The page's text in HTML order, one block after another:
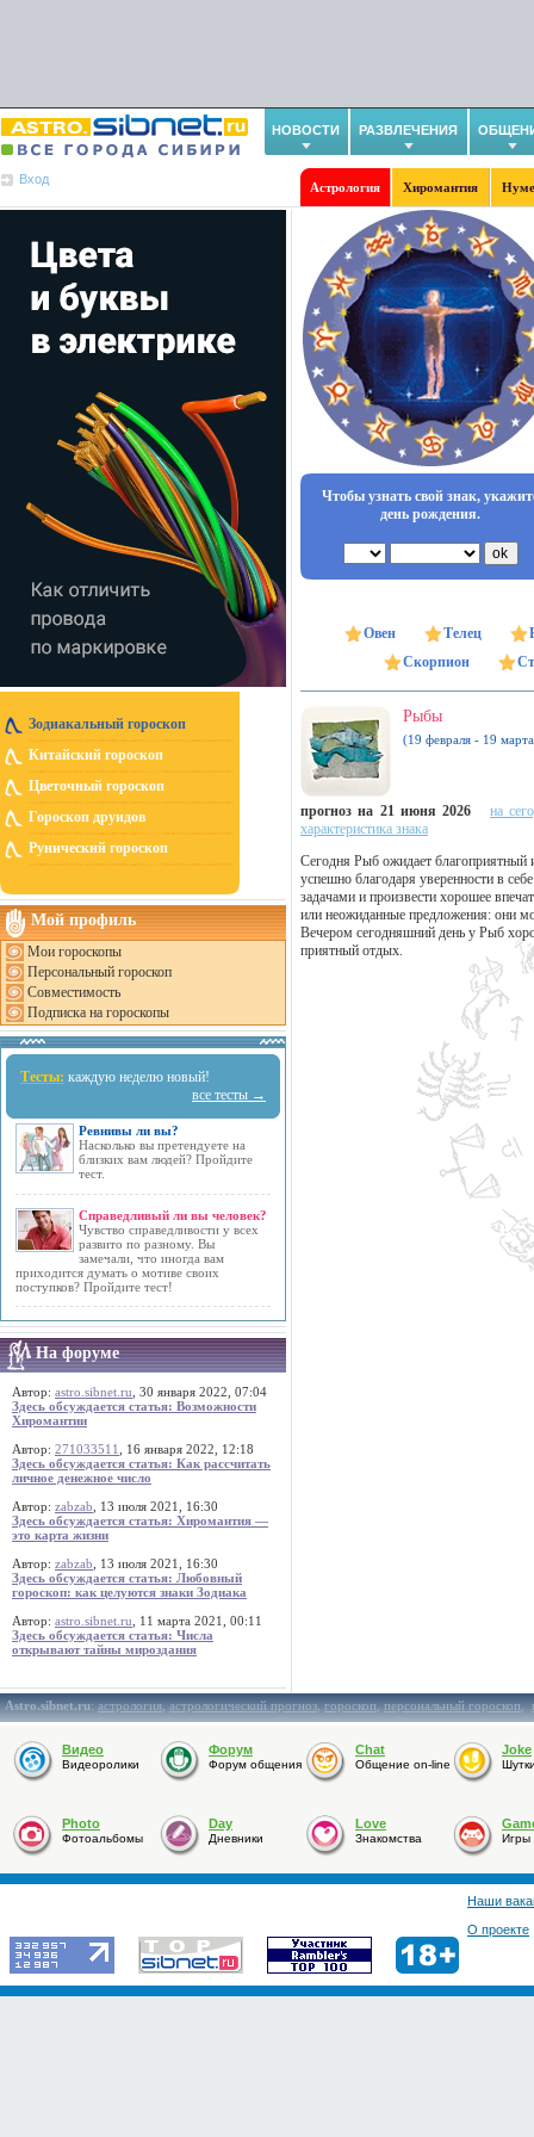
НОВОСТИ РАЗВЛЕЧЕНИЯ
Вход
Астрология Хиромантия
Зодиакальный гороскоп
Китайский гороскоп
Цветочный гороскоп
Гороскоп друидов
Рунический гороскоп
Мой профиль
Мои гороскопы
Персональный гороскоп
Совместимость
Подписка на гороскопы
Тесты: каждую неделю новый!
все тесты →
Ревнивы ли вы?
Насколько вы претендуете на
близких вам людей? Пройдите
тест.
Справедливый ли вы человек?
Чувство справедливости у всех
развито по разному. Вы
замечали, что иногда вам
приходится думать о мотиве своих
поступков? Пройдите тест!
На форуме
Автор: astro.sibnet.ru , 30 января 2022, 07:04
Здесь обсуждается статья: Возможности
Хиромантии
Автор: 271033511
, 16 января 2022, 12:18
Здесь обсуждается статья: Как рассчитать
личное денежное число
Автор: zabzab , 13 июля 2021, 16:30
Здесь обсуждается статья: Хиромантия —
это карта жизни
Автор: zabzab , 13 июля 2021, 16:30
Здесь обсуждается статья: Любовный
гороскоп: как целуются знаки Зодиака
Автор: astro.sibnet.ru , 11 марта 2021, 00:11
Здесь обсуждается статья: Числа
открывают тайны мироздания
Чтобы узнать свой знак,
день рождения.
Овен Телец
Скорпион
Рыбы
(19 февраля - 19
прогноз на 21 июня 2026
на
характеристика знака
Сегодня Рыб ожидает благоприятный
успешно благодаря уверенности в
задачами и произвести хорошее
или неожиданные предложения: они
Вечером сегодняшний день у Рыб
приятный отдых.
Astro.sibnet.ru:астрология,астрологический прогноз,гороскоп,персональный гороскоп,
Видео
Видеоролики
Форум
Форум общения
Chat
Общение on-line
Joke
Photo
Фотоальбомы
Day
Дневники
Love
Знакомства Игры
Наши
О проекте